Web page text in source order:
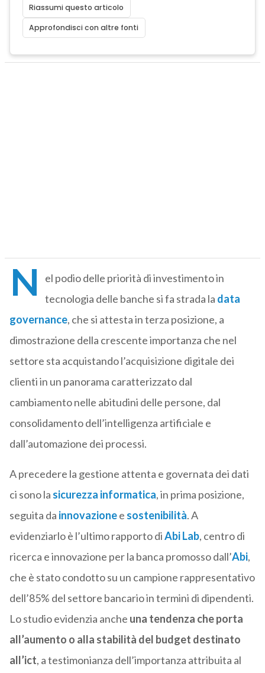
Riassumi questo articolo
Approfondisci con altre fonti
N
el podio delle priorità di investimento in
tecnologia delle banche si fa strada la data
governance, che si attesta in terza posizione, a
dimostrazione della crescente importanza che nel
settore sta acquistando l’acquisizione digitale dei
clienti in un panorama caratterizzato dal
cambiamento nelle abitudini delle persone, dal
consolidamento dell’intelligenza artificiale e
dall’automazione dei processi.
A precedere la gestione attenta e governata dei dati
ci sono la sicurezza informatica, in prima posizione,
seguita da innovazionee sostenibilità. A
evidenziarlo è l’ultimo rapporto diAbi Lab, centro di
ricerca e innovazione per la banca promosso dall’Abi,
che è stato condotto su un campione rappresentativo
dell’85% del settore bancario in termini di dipendenti.
Lo studio evidenzia anche una tendenza che porta
all’aumento o alla stabilità del budget destinato
all’ict, a testimonianza dell’importanza attribuita al